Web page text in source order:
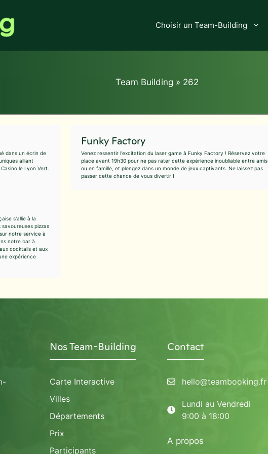
Choisir un Team-Building
Team Building » 262
dans un écrin de
alliant
le Lyon Vert.
Funky Factory
Venez ressentir l'excitation du laser game à Funky Factory ! Réservez votre
place avant 19h30 pour ne pas rater cette expérience inoubliable entre amis
ou en famille, et plongez dans un monde de jeux captivants. Ne laissez pas
passer cette chance de vous divertir !
s'allie à la
pizzas
notre service à
notre bar à
cocktails et aux
expérience
Nos Team-Building
Carte Interactive
Villes
Départements
Prix
Participants
Contact
hello@teambooking.fr
Lundi au Vendredi
9:00 à 18:00
A propos